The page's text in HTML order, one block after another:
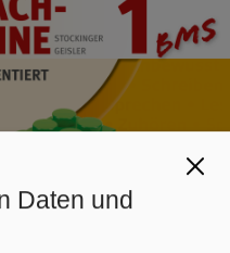
Daten und